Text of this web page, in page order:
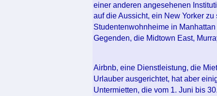
einer anderen angesehenen
auf die Aussicht, ein New Yorker
Studentenwohnheime in
Gegenden, die Midtown East,
Airbnb, eine Dienstleistung, die
Urlauber ausgerichtet, hat aber
Untermietten, die vom 1. Juni bis